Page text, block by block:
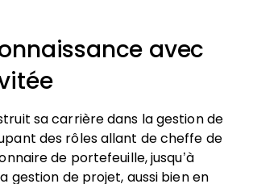
avec
sa carrière dans la gestion de
des rôles allant de cheffe de
de portefeuille, jusqu’à
gestion de projet, aussi bien en